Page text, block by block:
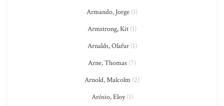
Armando, Jorge (1)
Armstrong, Kit (1)
Arnalds, Olafur(1)
Arne, Thomas (7)
Arnold, Malcolm (2)
Arósio, Eloy(1)